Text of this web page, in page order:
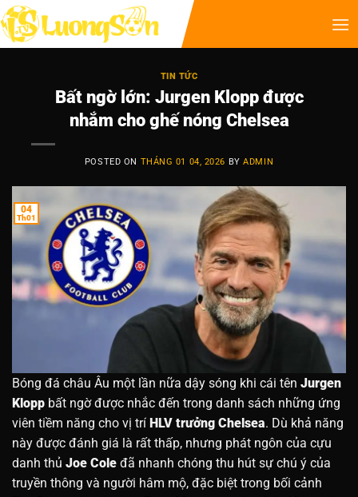
TIN TỨC
Bất ngờ lớn: Jurgen Klopp được
nhắm cho ghế nóng Chelsea
POSTED ON THÁNG 01 04, 2026 BYADMIN
04
Th01
Bóng đá châu Âu một lần nữa dậy sóng khi cái tên Jurgen
Klopp bất ngờ được nhắc đến trong danh sách những ứng
viên tiềm năng cho vị trí HLV trưởng Chelsea. Dù khả năng
này được đánh giá là rất thấp, nhưng phát ngôn của cựu
danh thủ Joe Cole đã nhanh chóng thu hút sự chú ý của
truyền thông và người hâm mộ, đặc biệt trong bối cảnh